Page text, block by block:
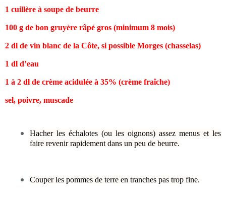
1 cuillère à soupe de beurre
100 g de bon gruyère râpé gros (minimum 8 mois)
2 dl de vin blanc de la Côte, si possible Morges (chasselas)
1 dl d’eau
1 à 2 dl de crème acidulée à 35% (crème fraîche)
sel, poivre, muscade
Hacher les échalotes (ou les oignons) assez menus et les
faire revenir rapidement dans un peu de beurre.
Couper les pommes de terre en tranches pas trop fine.